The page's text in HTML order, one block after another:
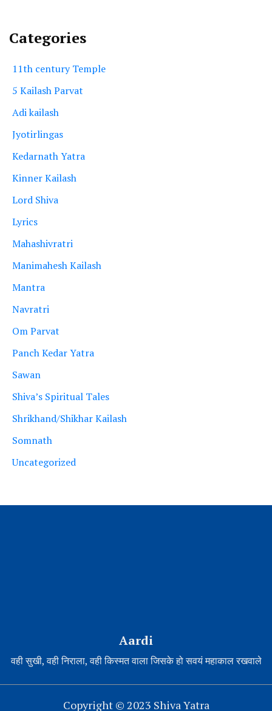
Categories
11th century Temple
5 Kailash Parvat
Adi kailash
Jyotirlingas
Kedarnath Yatra
Kinner Kailash
Lord Shiva
Lyrics
Mahashivratri
Manimahesh Kailash
Mantra
Navratri
Om Parvat
Panch Kedar Yatra
Sawan
Shiva’s Spiritual Tales
Shrikhand/Shikhar Kailash
Somnath
Uncategorized
Aardi
वही सुखी, वही निराला, वही किस्मत वाला जिसके हो सवयं महाकाल रखवाले
Copyright © 2023 Shiva Yatra